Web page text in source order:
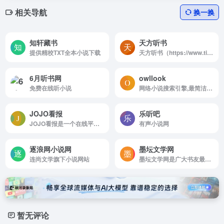
相关导航 换一换
知轩藏书
提供精校TXT全本小说下载
天方听书
天方听书（https://www.tingbook.com/）是集有声书播讲、原创小说发布、知识付费内容于一体的综合性音频阅读平台
6月听书网
免费在线听小说
owllook
网络小说搜索引擎,最简洁清新的搜索阅读体验
JOJO看报
JOJO看报是一个在线平台，专注于提供老报纸、期刊和杂志的在线阅读和下载服务。涵盖了《人民日报》、《参考消息》、《红旗》以及《人民画报》等报刊，时间跨度从建国时期到现代。
乐听吧
有声小说网
逐浪网小说网
连尚文学旗下小说网站
墨坛文学网
墨坛文学网是广大书友最值得收藏的免费小说阅读网，网站收录了当前最火热的免费小说，免费提供高质量的小说最新章节，是广大免费小说爱好者必备的小说阅读网。
暂无评论